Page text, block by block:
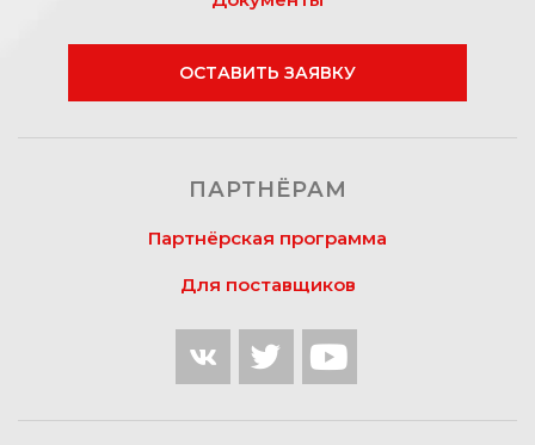
ОСТАВИТЬ ЗАЯВКУ
ПАРТНЁРАМ
Партнёрская программа
Для поставщиков